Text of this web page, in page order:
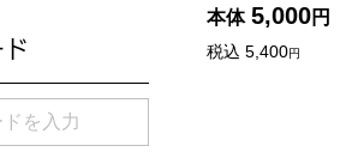
本体 5,000円
税込 5,400円
商品のキーワードを入力してください。